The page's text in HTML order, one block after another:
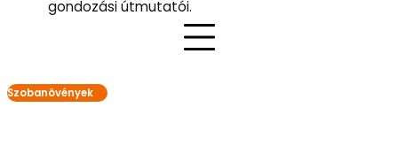
gondozási útmutatói.
Szobanövények